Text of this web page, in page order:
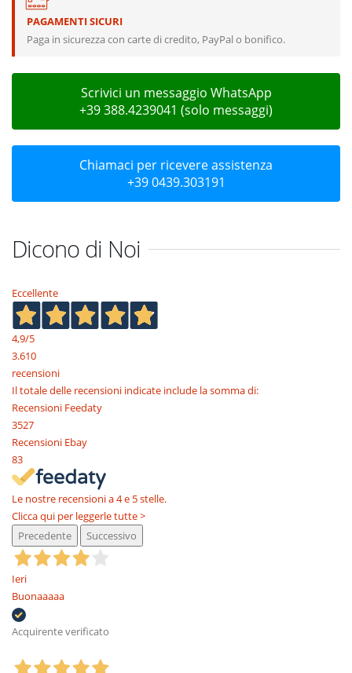
PAGAMENTI SICURI
Paga in sicurezza con carte di credito, PayPal o bonifico.
Scrivici un messaggio WhatsApp
+39 388.4239041 (solo messaggi)
Chiamaci per ricevere assistenza
+39 0439.303191
Dicono di Noi
Eccellente
4,9/5
3.610
recensioni
Il totale delle recensioni indicate include la somma di:
Recensioni Feedaty
3527
Recensioni Ebay
83
Le nostre recensioni a 4 e 5 stelle.
Clicca qui per leggerle tutte >
Precedente
Successivo
Ieri
Buonaaaaa
Acquirente verificato